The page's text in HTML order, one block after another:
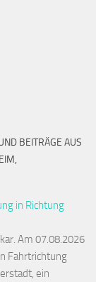
BEITRÄGE AUS
in Richtung
Am 07.08.2026
Fahrtrichtung
ein